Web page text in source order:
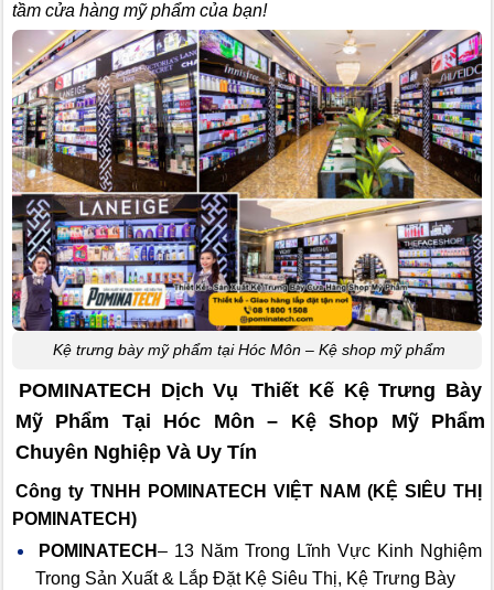
tầm cửa hàng mỹ phẩm của bạn!
Kệ trưng bày mỹ phẩm tại Hóc Môn – Kệ shop mỹ phẩm
POMINATECH Dịch Vụ
Thiết Kế Kệ Trưng Bày
Mỹ Phẩm Tại Hóc Môn – Kệ Shop Mỹ Phẩm
Chuyên Nghiệp Và Uy Tín
Công ty TNHH POMINATECH VIỆT NAM (KỆ SIÊU THỊ
POMINATECH)
POMINATECH– 13 Năm Trong Lĩnh Vực Kinh Nghiệm
Trong Sản Xuất & Lắp Đặt Kệ Siêu Thị, Kệ Trưng Bày